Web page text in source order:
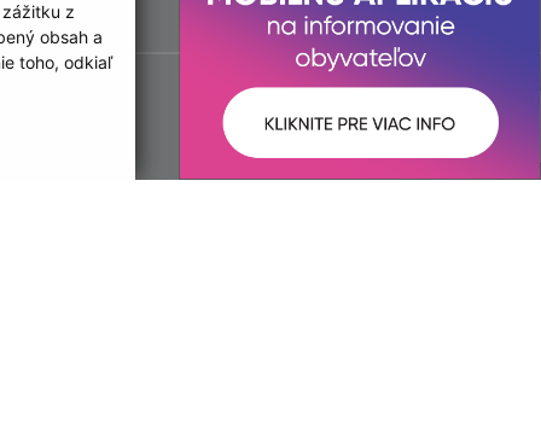
z
obsah a
toho, odkiaľ